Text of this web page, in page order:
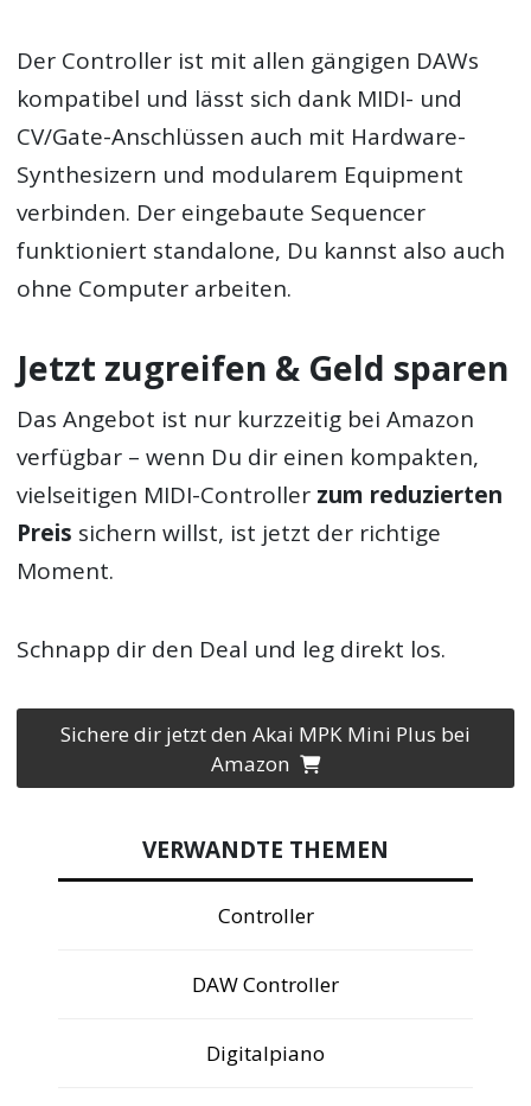
Der Controller ist mit allen gängigen DAWs
kompatibel und lässt sich dank MIDI- und
CV/Gate-Anschlüssen auch mit Hardware-
Synthesizern und modularem Equipment
verbinden. Der eingebaute Sequencer
funktioniert standalone, Du kannst also auch
ohne Computer arbeiten.
Jetzt zugreifen & Geld sparen
Das Angebot ist nur kurzzeitig bei Amazon
verfügbar – wenn Du dir einen kompakten,
vielseitigen MIDI-Controller zum reduzierten
Preis sichern willst, ist jetzt der richtige
Moment.
Schnapp dir den Deal und leg direkt los.
Sichere dir jetzt den Akai MPK Mini Plus bei
Amazon
VERWANDTE THEMEN
Controller
DAW Controller
Digitalpiano